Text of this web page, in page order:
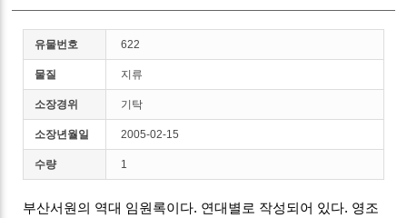
유물번호 622
물질 지류
소장경위 기탁
소장년월일 2005-02-15
수량 1
부산서원의 역대 임원록이다. 연대별로 작성되어 있다. 영조
Sketchbook5, 스케치북5